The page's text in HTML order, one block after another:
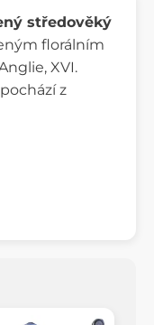
středověký
florálním
XVI.
z